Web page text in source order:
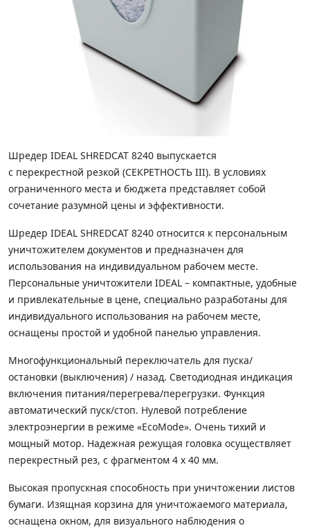
Шредер IDEAL SHREDCAT 8240 выпускается
с перекрестной резкой (СЕКРЕТНОСТЬ III). В условиях
ограниченного места и бюджета представляет собой
сочетание разумной цены и эффективности.
Шредер IDEAL SHREDCAT 8240 относится к персональным
уничтожителем документов и предназначен для
использования на индивидуальном рабочем месте.
Персональные уничтожители IDEAL – компактные, удобные
и привлекательные в цене, специально разработаны для
индивидуального использования на рабочем месте,
оснащены простой и удобной панелью управления.
Многофункциональный переключатель для пуска/
остановки (выключения) / назад. Светодиодная индикация
включения питания/перегрева/перегрузки. Функция
автоматический пуск/стоп. Нулевой потребление
электроэнергии в режиме «EcoMode». Очень тихий и
мощный мотор. Надежная режущая головка осуществляет
перекрестный рез, с фрагментом 4 х 40 мм.
Высокая пропускная способность при уничтожении листов
бумаги. Изящная корзина для уничтожаемого материала,
оснащена окном, для визуального наблюдения о